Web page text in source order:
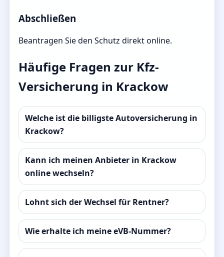
Abschließen
Beantragen Sie den Schutz direkt online.
Häufige Fragen zur Kfz-
Versicherung in Krackow
Welche ist die billigste Autoversicherung in
Krackow?
Kann ich meinen Anbieter in Krackow
online wechseln?
Lohnt sich der Wechsel für Rentner?
Wie erhalte ich meine eVB-Nummer?